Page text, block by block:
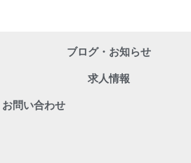
ブログ・お知らせ
求人情報
お問い合わせ